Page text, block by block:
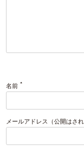
名前 *
メールアドレス（公開はされ